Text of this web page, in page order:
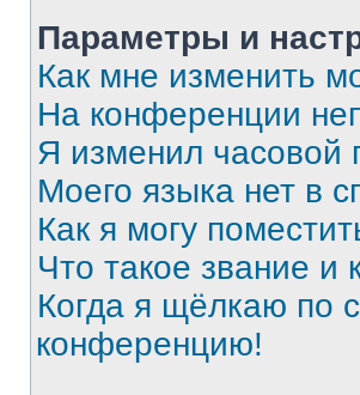
Параметры и
Как мне изменить
На конференции
Я изменил часовой
Моего языка нет в
Как я могу
Что такое звание и
Когда я щёлкаю по
конференцию!